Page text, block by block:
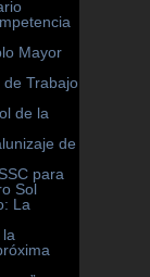
Mayor
de Trabajo
de la
de
para
Sol
La